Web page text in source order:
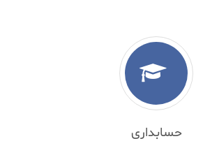
حسابداری